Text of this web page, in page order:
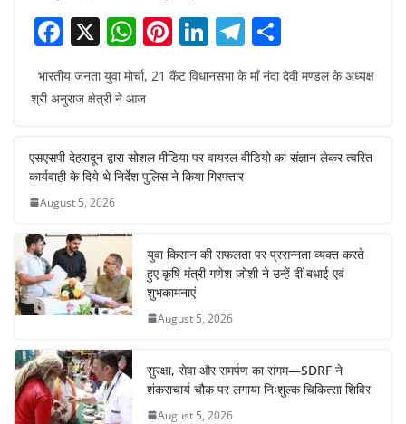
F
c
e
b
o
o
k
X W
h
at
A
p
Pi
nt
er
st
Li
k
dI
n
T
el
e
a
h
ar
भारतीय जनता युवा मोर्चा, 21 कैंट विधानसभा के माँ नंदा देवी मण्डल के अध्यक्ष
श्री अनुराज क्षेत्री ने आज
एसएसपी देहरादून द्वारा सोशल मीडिया पर वायरल वीडियो का संज्ञान लेकर त्वरित
कार्यवाही के दिये थे निर्देश पुलिस ने किया गिरफ्तार
August 5, 2026
युवा किसान की सफलता पर प्रसन्नता व्यक्त करते
हुए कृषि मंत्री गणेश जोशी ने उन्हें दीं बधाई एवं
शुभकामनाएं
August 5, 2026
सुरक्षा, सेवा और समर्पण का संगम—SDRF ने
शंकराचार्य चौक पर लगाया निःशुल्क चिकित्सा शिविर
August 5, 2026